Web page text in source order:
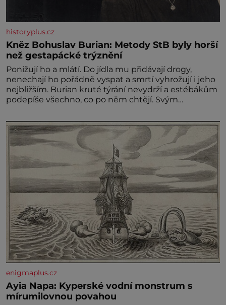
historyplus.cz
Kněz Bohuslav Burian: Metody StB byly horší
než gestapácké trýznění
Ponižují ho a mlátí. Do jídla mu přidávají drogy,
nenechají ho pořádně vyspat a smrtí vyhrožují i jeho
nejbližším. Burian kruté týrání nevydrží a estébákům
podepíše všechno, co po něm chtějí. Svým
výslechů nikdo nevyvíjel fyzický ani psychický nátlak.
Syn brněnského řezníka chce být knězem a
enigmaplus.cz
Ayia Napa: Kyperské vodní monstrum s
mírumilovnou povahou